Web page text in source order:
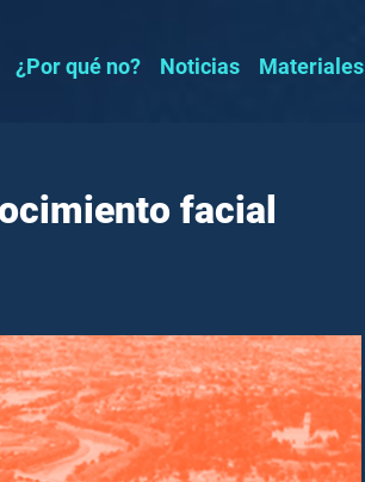
¿Por qué no? Noticias Materiales
facial